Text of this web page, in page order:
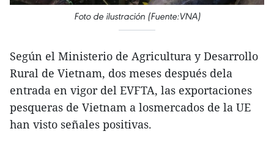
Foto de ilustración (Fuente:VNA)
Según el Ministerio de Agricultura y Desarrollo
Rural de Vietnam, dos meses después dela
entrada en vigor del EVFTA, las exportaciones
pesqueras de Vietnam a losmercados de la UE
han visto señales positivas.